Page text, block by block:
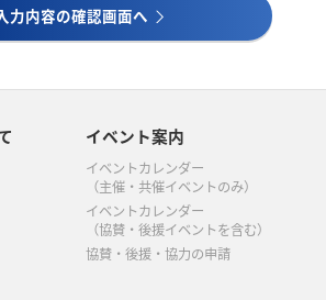
力内容の確認画面へ
イベント案内
イベントカレンダー
（主催・共催イベントのみ）
イベントカレンダー
（協賛・後援イベントを含む）
協賛・後援・協力の申請